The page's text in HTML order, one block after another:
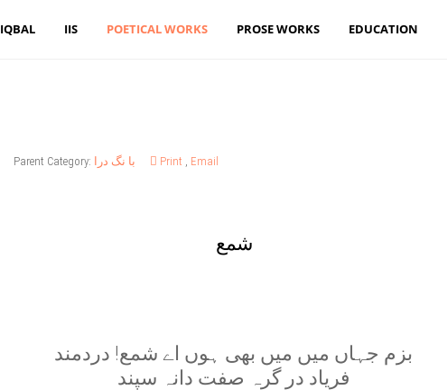
IQBAL IIS POETICAL WORKS PROSE WORKS EDUCATION
Parent Category: با نگ درا Print , Email
شمع
بزم جہاں ميں ميں بھی ہوں اے شمع! دردمند
فرياد در گرہ صفت دانہ سپند